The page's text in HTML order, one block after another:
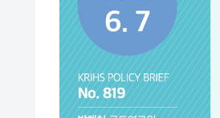
『Money1』 【米韓激突
『Money1』 韓国で猛暑
『Money1』 韓国型イー
『Money1』 【対日本円